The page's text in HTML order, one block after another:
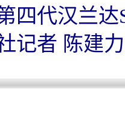
四代汉兰
记者 陈建